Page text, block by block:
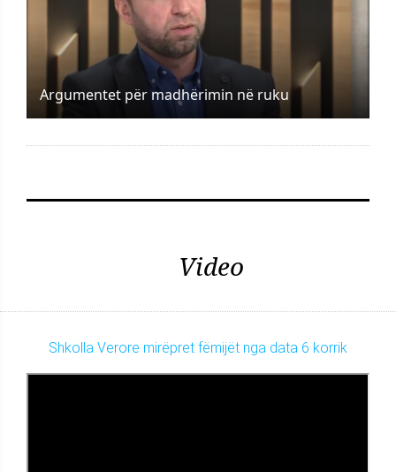
Argumentet për madhërimin në ruku
Video
Shkolla Verore mirëpret fëmijët nga data 6 korrik